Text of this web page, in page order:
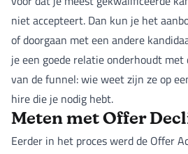
niet accepteert. Dan kun je het
of doorgaan met een andere
je een goede relatie onderhoudt met
van de funnel: wie weet zijn ze op
hire die je nodig hebt.
Meten met Offer
Eerder in het proces werd de Offer